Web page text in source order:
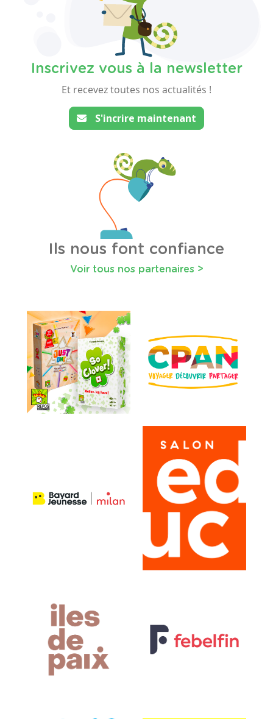
Inscrivez vous à la newsletter
Et recevez toutes nos actualités !
S'incrire maintenant
Ils nous font confiance
Voir tous nos partenaires >